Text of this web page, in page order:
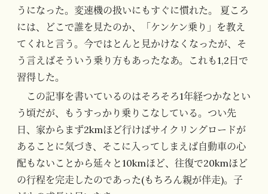
うになった。変速機の扱いにもすぐに慣れた。 夏ころ
には、どこで誰を見たのか、「ケンケン乗り」を教え
てくれと言う。今ではとんと見かけなくなったが、そ
う言えばそういう乗り方もあったなあ。これも1,2日で
習得した。
この記事を書いているのはそろそろ1年経つかなとい
う頃だが、もうすっかり乗りこなしている。つい先
日、家からまず2kmほど行けばサイクリングロードが
あることに気づき、そこに入ってしまえば自動車の心
配もないことから延々と10kmほど、往復で20kmほど
の行程を完走したのであった(もちろん親が伴走)。子